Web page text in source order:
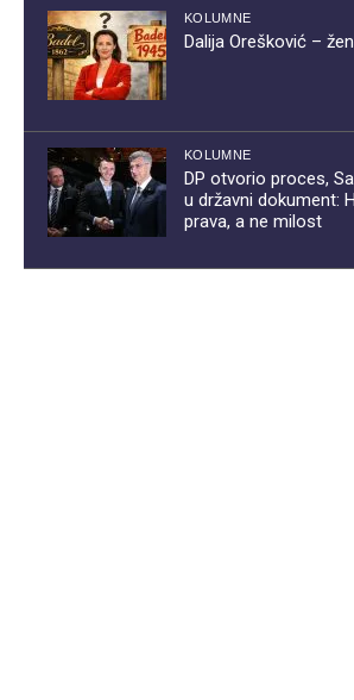
KOLUMNE
Dalija Orešković –
KOLUMNE
DP otvorio proces,
u državni dokument:
prava, a ne milost